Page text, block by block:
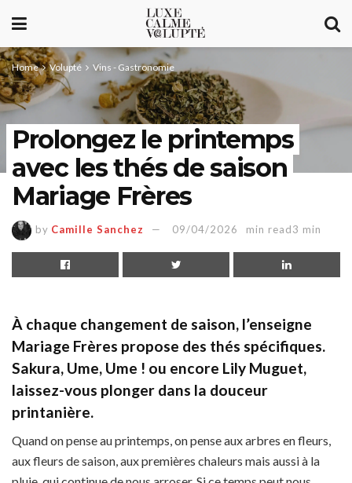
Home Volupté Vins - Gastronomie
Prolongez le printemps
avec les thés de saison
Mariage Frères
by Camille Sanchez 09/04/2026 min read3 min
À chaque changement de saison, l’enseigne
Mariage Frères propose des thés spécifiques.
Sakura, Ume, Ume ! ou encore Lily Muguet,
laissez-vous plonger dans la douceur
printanière.
Quand on pense au printemps, on pense aux arbres en fleurs,
aux fleurs de saison, aux premières chaleurs mais aussi à la